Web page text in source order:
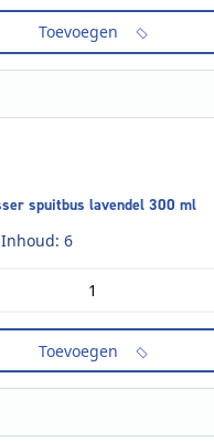
Toevoegen
spuitbus lavendel 300 ml
6
Toevoegen